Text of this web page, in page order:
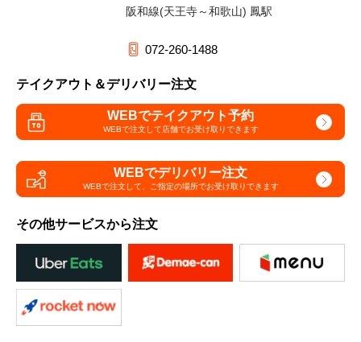
阪和線(天王寺～和歌山) 鳳駅
072-260-1488
テイクアウト＆デリバリー注文
WEBでテイクアウト予約
WEBで注文して店舗でお受け取りできます
WEBでデリバリー注文
WEBで注文して、 ご指定の場所でお受け取りできます
その他サービスから注文